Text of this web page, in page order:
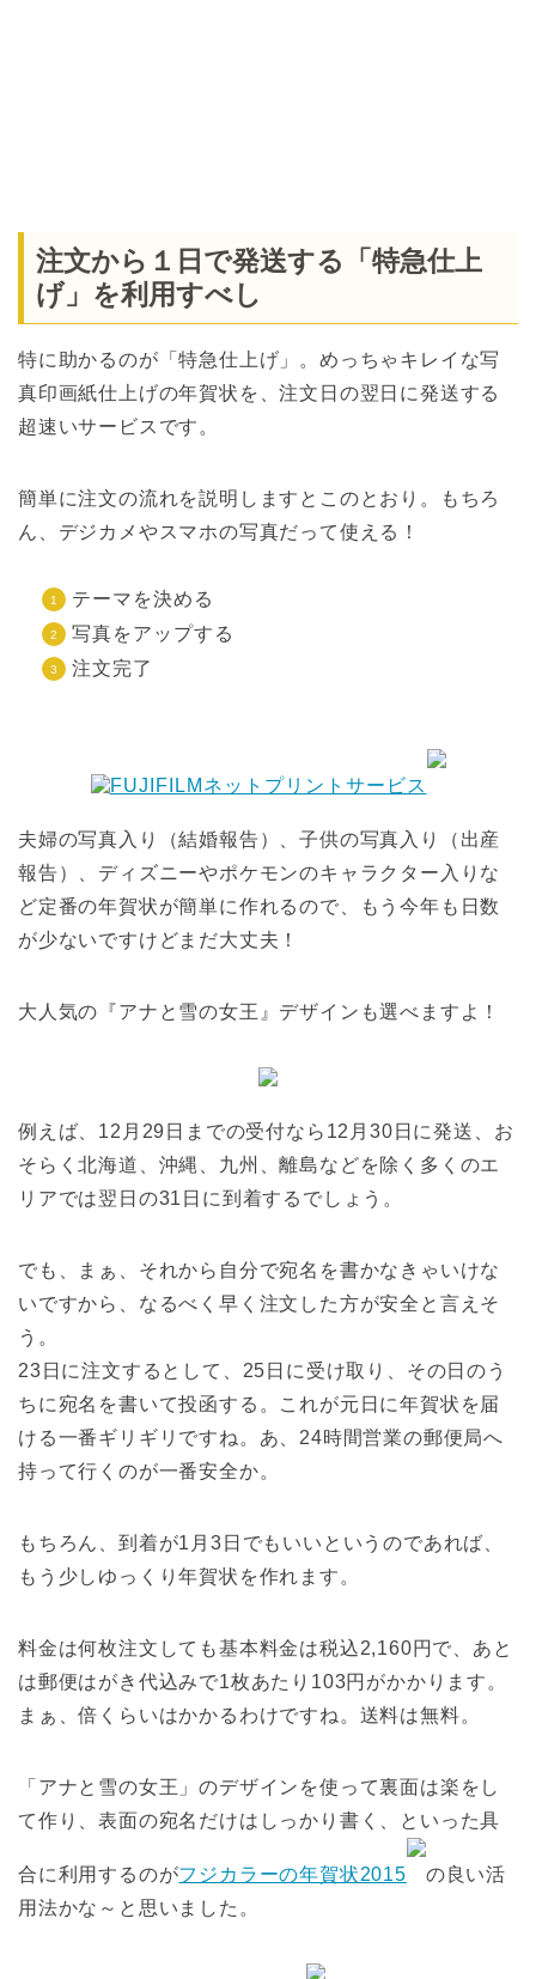
注文から１日で発送する「特急仕上
げ」を利用すべし
特に助かるのが「特急仕上げ」。めっちゃキレイな写
真印画紙仕上げの年賀状を、注文日の翌日に発送する
超速いサービスです。
簡単に注文の流れを説明しますとこのとおり。もちろ
ん、デジカメやスマホの写真だって使える！
テーマを決める
写真をアップする
注文完了
夫婦の写真入り（結婚報告）、子供の写真入り（出産
報告）、ディズニーやポケモンのキャラクター入りな
ど定番の年賀状が簡単に作れるので、もう今年も日数
が少ないですけどまだ大丈夫！
大人気の『アナと雪の女王』デザインも選べますよ！
例えば、12月29日までの受付なら12月30日に発送、お
そらく北海道、沖縄、九州、離島などを除く多くのエ
リアでは翌日の31日に到着するでしょう。
でも、まぁ、それから自分で宛名を書かなきゃいけな
いですから、なるべく早く注文した方が安全と言えそ
う。
23日に注文するとして、25日に受け取り、その日のう
ちに宛名を書いて投函する。これが元日に年賀状を届
ける一番ギリギリですね。あ、24時間営業の郵便局へ
持って行くのが一番安全か。
もちろん、到着が1月3日でもいいというのであれば、
もう少しゆっくり年賀状を作れます。
料金は何枚注文しても基本料金は税込2,160円で、あと
は郵便はがき代込みで1枚あたり103円がかかります。
まぁ、倍くらいはかかるわけですね。送料は無料。
「アナと雪の女王」のデザインを使って裏面は楽をし
て作り、表面の宛名だけはしっかり書く、といった具
合に利用するのがフジカラーの年賀状2015
の良い活
用法かな～と思いました。